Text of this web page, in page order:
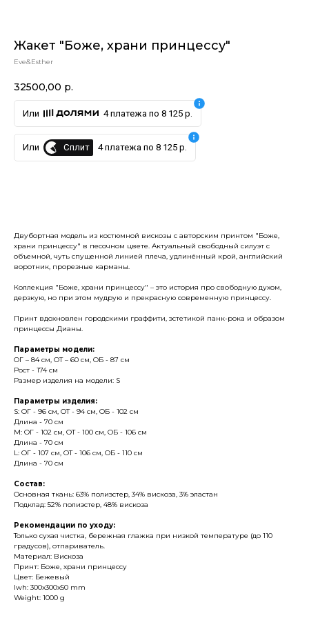
Жакет "Боже, храни принцессу"
Eve&Esther
32500,00 р.
Или 4 платежа по 8 125 р.
Или Сплит 4 платежа по 8 125 р.
Двубортная модель из костюмной вискозы с авторским принтом "Боже,
храни принцессу" в песочном цвете. Актуальный свободный силуэт с
объемной, чуть спущенной линией плеча, удлинённый крой, английский
воротник, прорезные карманы.
Коллекция "Боже, храни принцессу" – это история про свободную духом,
дерзкую, но при этом мудрую и прекрасную современную принцессу.
Принт вдохновлен городскими граффити, эстетикой панк-рока и образом
принцессы Дианы.
Параметры модели:
ОГ – 84 см, ОТ – 60 см, ОБ - 87 см
Рост - 174 см
Размер изделия на модели: S
Параметры изделия:
S: ОГ - 96 см, ОТ - 94 см, ОБ - 102 см
Длина - 70 см
M: ОГ - 102 см, ОТ - 100 см, ОБ - 106 см
Длина - 70 см
L: ОГ - 107 см, ОТ - 106 см, ОБ - 110 см
Длина - 70 см
Состав:
Основная ткань: 63% полиэстер, 34% вискоза, 3% эластан
Подклад: 52% полиэстер, 48% вискоза
Рекомендации по уходу:
Только сухая чистка, бережная глажка при низкой температуре (до 110
градусов), отпариватель.
Материал: Вискоза
Принт: Боже, храни принцессу
Цвет: Бежевый
lwh: 300x300x50 mm
Weight: 1000 g